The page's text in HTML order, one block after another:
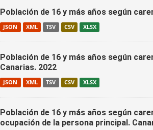
Población de 16 y más años según
JSON XML TSV CSV XLSX
Población de 16 y más años según
Canarias. 2022
JSON XML TSV CSV XLSX
Población de 16 y más años según
ocupación de la persona principal.